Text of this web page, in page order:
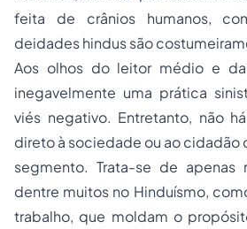
feita de crânios humanos,
deidades hindus são
Aos olhos do leitor médio e
inegavelmente uma prática
viés negativo. Entretanto, não
direto à sociedade ou ao cidadão
segmento. Trata-se de apenas
dentre muitos no Hinduísmo,
trabalho, que moldam o